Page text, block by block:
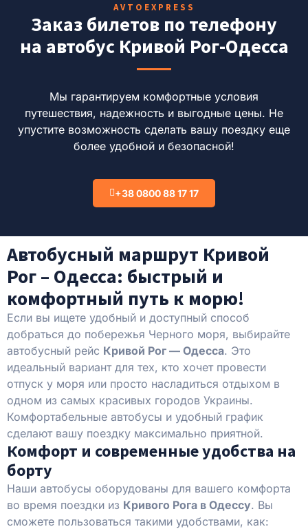
AVTOEXPRESS
Заказ билетов по телефону
на автобус Кривой Рог-Одесса
Мы гарантируем комфортные условия
путешествия, надежность и выгодные цены. Не
упустите возможность сделать вашу поездку еще
более удобной и безопасной!
+38 0800 88 17 17
Автобусный маршрут Кривой
Рог – Одесса: быстрый и
комфортный путь к морю!
Если вы ищете удобный и доступный способ
добраться до побережья Черного моря, выбирайте
автобусный рейс Кривой Рог — Одесса. Это
идеальный вариант для тех, кто хочет провести
отпуск у моря или просто насладиться отдыхом в
одном из самых красивых городов Украины.
Комфортабельные автобусы и удобный график
сделают вашу поездку максимально приятной.
Комфорт и современные удобства на
борту
Наши автобусы оборудованы для вашего комфорта
во время поездки из Кривого Рога в Одессу. Вы
сможете пользоваться такими удобствами, как: